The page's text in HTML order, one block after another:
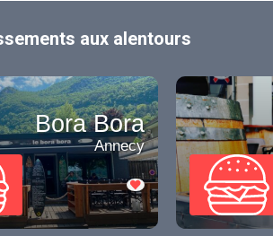
aux alentours
Bora Bora
Annecy